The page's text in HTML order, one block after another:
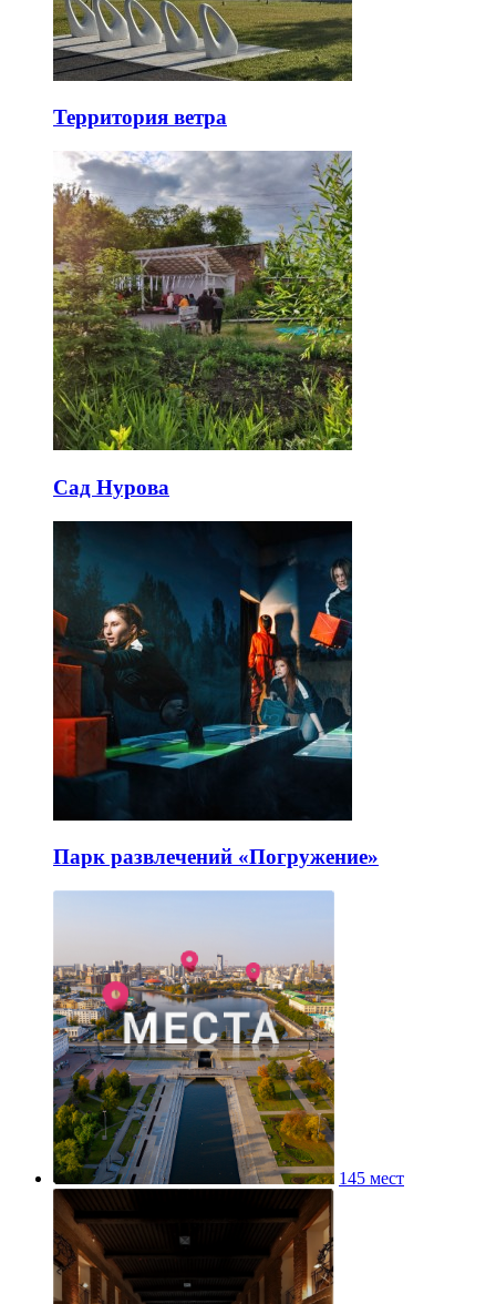
Территория ветра
Сад Нурова
Парк развлечений «Погружение»
145 мест